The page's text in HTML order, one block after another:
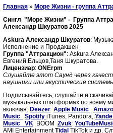
Главная » Море Жизни - группа
Сингл "Море Жизни" - Группа
Александр Шкуратов 2025
Askura Александр Шкуратов:
Исполнение и Продакшен
Группа "Аттракцион": Askura
Евгений Ельцов,Таня Шкуратова.
Лицензиар: ONErpm
Слушайте этот Саунд через
наушники или акустические
Подписывайтесь, слушайте и
музыкальных платформах по всему
включая: Deezer Apple Music
Music
Spotify iTunes, Pandora,
Music
VK BOOM Zvuk YouTube
AMI EntertainmentTidal TikTok и др.